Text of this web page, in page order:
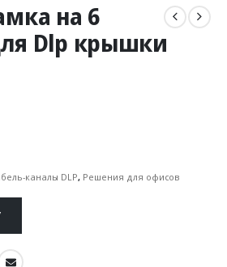
на 6
Dlp крышки
каналы DLP, Решения для офисов